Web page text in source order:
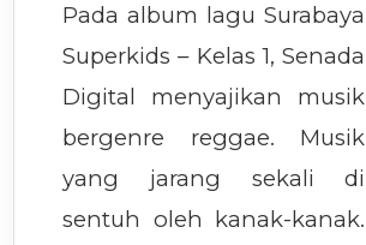
Pada album lagu Surabaya
Superkids – Kelas 1, Senada
Digital menyajikan musik
bergenre reggae. Musik
yang jarang sekali di
sentuh oleh kanak-kanak.